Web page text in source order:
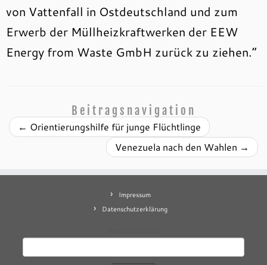
von Vattenfall in Ostdeutschland und zum
Erwerb der Müllheizkraftwerken der EEW
Energy from Waste GmbH zurück zu ziehen.“
Beitragsnavigation
← Orientierungshilfe für junge Flüchtlinge
Venezuela nach den Wahlen →
Impressum
Datenschutzerklärung